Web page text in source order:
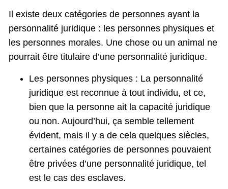
Il existe deux catégories de personnes ayant la
personnalité juridique : les personnes physiques et
les personnes morales. Une chose ou un animal ne
pourrait être titulaire d’une personnalité juridique.
Les personnes physiques : La personnalité
juridique est reconnue à tout individu, et ce,
bien que la personne ait la capacité juridique
ou non. Aujourd’hui, ça semble tellement
évident, mais il y a de cela quelques siècles,
certaines catégories de personnes pouvaient
être privées d’une personnalité juridique, tel
est le cas des esclaves.